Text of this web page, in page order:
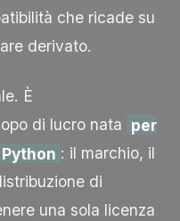
che ricade su
derivato.
È
di lucro nata per
: il marchio, il
di
una sola licenza